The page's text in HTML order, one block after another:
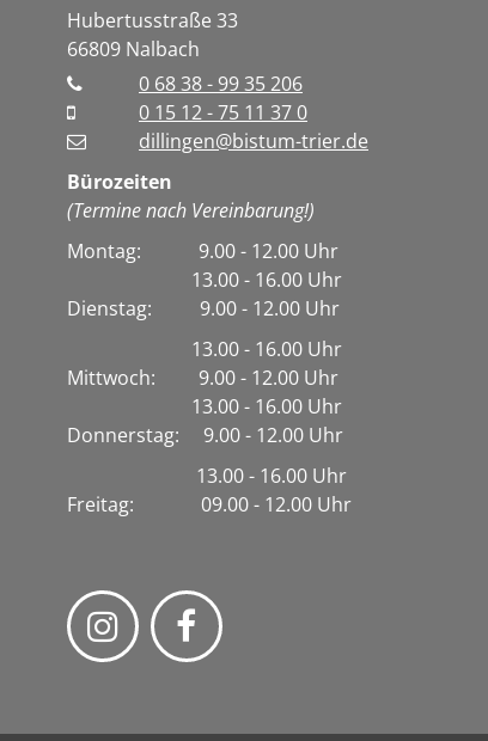
Hubertusstraße 33
66809 Nalbach
0 68 38 - 99 35 206
0 15 12 - 75 11 37 0
dillingen@bistum-trier.de
Bürozeiten
(Termine nach Vereinbarung!)
Montag: 9.00 - 12.00 Uhr
13.00 - 16.00 Uhr
Dienstag:
9.00 - 12.00 Uhr
13.00 - 16.00 Uhr
Mittwoch: 9.00 - 12.00 Uhr
13.00 - 16.00 Uhr
Donnerstag: 9.00 - 12.00 Uhr
13.00 - 16.00 Uhr
Freitag: 09.00 - 12.00 Uhr